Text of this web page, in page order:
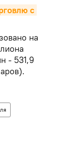
с
на
- 531,9